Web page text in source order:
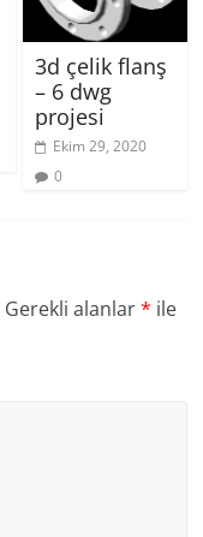
3d çelik flanş
– 6 dwg
projesi
Ekim 29, 2020
0
Gerekli alanlar* ile